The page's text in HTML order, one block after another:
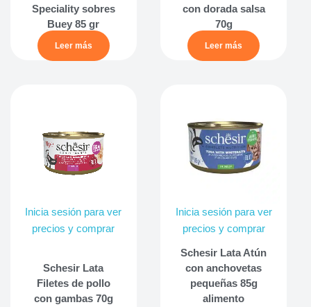
Speciality sobres
Buey 85 gr
Leer más
con dorada salsa
70g
Leer más
Inicia sesión para ver
precios y comprar
Schesir Lata
Filetes de pollo
con gambas 70g
Inicia sesión para ver
precios y comprar
Schesir Lata Atún
con anchovetas
pequeñas 85g
alimento